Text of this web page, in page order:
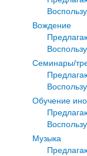
Вождение
Семинары/
Обучение
Музыка